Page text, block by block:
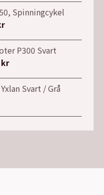
Spinningcykel
Det
nuvarande
priset
är:
P300 Svart
krDet
nuvarande
prisetSvart / Grå